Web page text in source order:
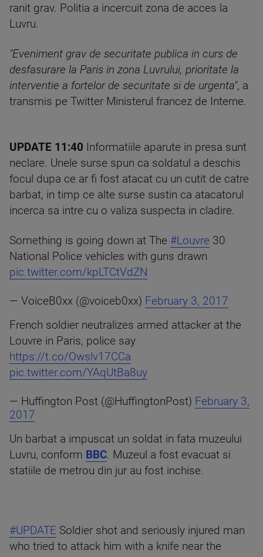
ranit grav. Politia a incercuit zona de acces la
Luvru.
"Eveniment grav de securitate publica in curs de
desfasurare la Paris in zona Luvrului, prioritate la
interventie a fortelor de securitate si de urgenta", a
transmis pe Twitter Ministerul francez de Interne.
UPDATE 11:40 Informatiile aparute in presa sunt
neclare. Unele surse spun ca soldatul a deschis
focul dupa ce ar fi fost atacat cu un cutit de catre
barbat, in timp ce alte surse sustin ca atacatorul
incerca sa intre cu o valiza suspecta in cladire.
Something is going down at The #Louvre 30
National Police vehicles with guns drawn
pic.twitter.com/kpLTCtVdZN
— VoiceB0xx (@voiceb0xx) February 3, 2017
French soldier neutralizes armed attacker at the
Louvre in Paris, police say
https://t.co/Owslv17CCa
pic.twitter.com/YAqUtBa8uy
— Huffington Post (@HuffingtonPost) February 3,
2017
Un barbat a impuscat un soldat in fata muzeului
Luvru, conform BBC. Muzeul a fost evacuat si
statiile de metrou din jur au fost inchise.
#UPDATE Soldier shot and seriously injured man
who tried to attack him with a knife near the